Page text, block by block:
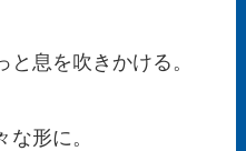
息を吹きかける。
形に。